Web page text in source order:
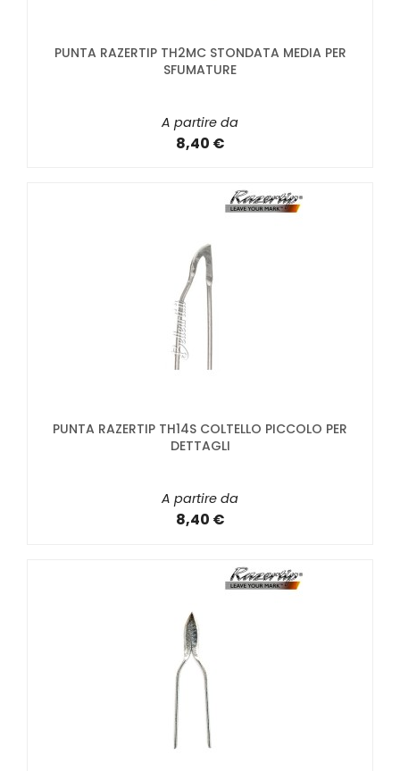
PUNTA RAZERTIP TH2MC STONDATA MEDIA PER
SFUMATURE
A partire da
8,40 €
PUNTA RAZERTIP TH14S COLTELLO PICCOLO PER
DETTAGLI
A partire da
8,40 €